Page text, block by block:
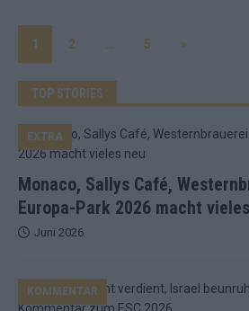
1 2 … 5 »
TOP STORIES
Monaco, Sallys Café,
Europa-Park 2026 macht
EXTRA
Juni 2026
KOMMENTAR